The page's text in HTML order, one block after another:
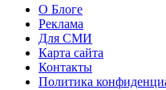
О Блоге
Реклама
Для СМИ
Карта сайта
Контакты
Политика